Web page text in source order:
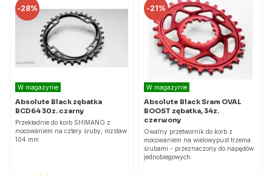
-28%
W magazynie
Absolute Black zębatka
BCD64 30z. czarny
Przekładnie do korb SHIMANO z
mocowaniem na cztery śruby, rozstaw
104 mm.
-21%
W magazynie
Absolute Black Sram OVAL
BOOST zębatka, 34z.
czerwony
Owalny przetwornik do korb z
mocowaniem na wielowypust trzema
śrubami - przeznaczony do napędów
jednobiegowych.